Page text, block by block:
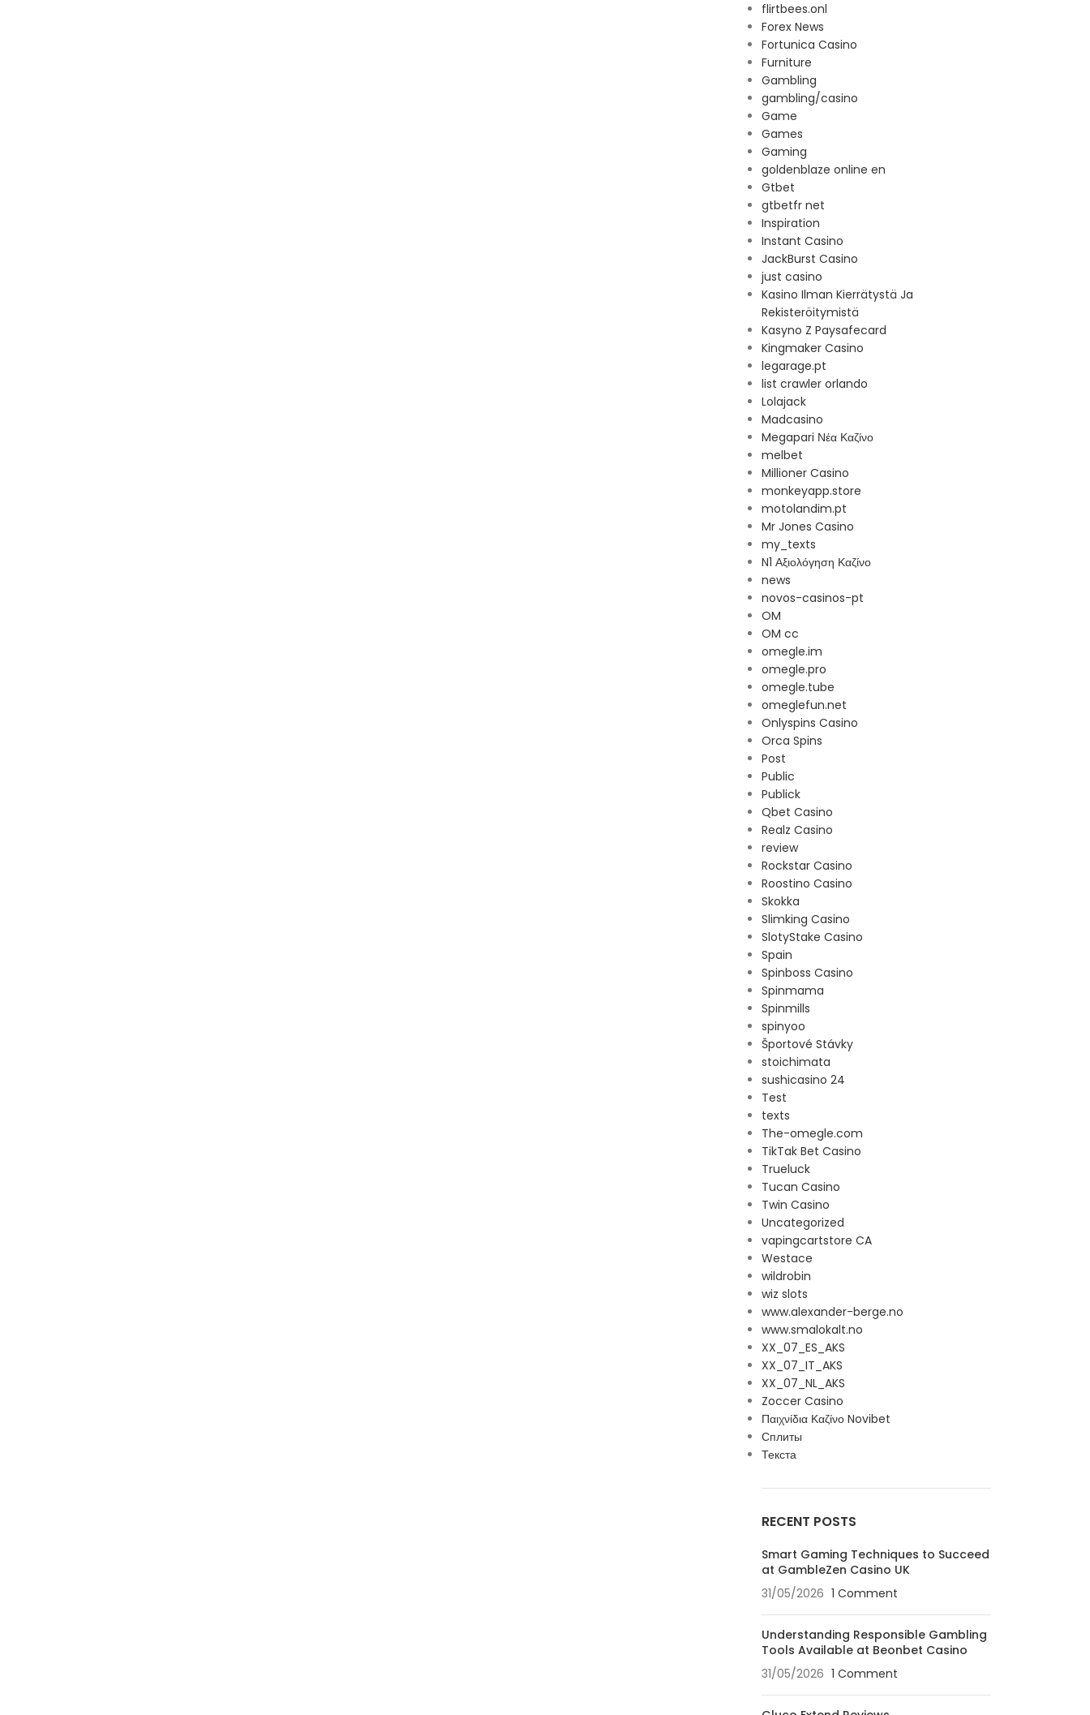
flirtbees.onl
Forex News
Fortunica Casino
Furniture
Gambling
gambling/casino
Game
Games
Gaming
goldenblaze online en
Gtbet
gtbetfr net
Inspiration
Instant Casino
JackBurst Casino
just casino
Kasino Ilman Kierrätystä Ja
Rekisteröitymistä
Kasyno Z Paysafecard
Kingmaker Casino
legarage.pt
list crawler orlando
Lolajack
Madcasino
Megapari Νέα Καζίνο
melbet
Millioner Casino
monkeyapp.store
motolandim.pt
Mr Jones Casino
my_texts
N1 Αξιολόγηση Καζίνο
news
novos-casinos-pt
OM
OM cc
omegle.im
omegle.pro
omegle.tube
omeglefun.net
Onlyspins Casino
Orca Spins
Post
Public
Publick
Qbet Casino
Realz Casino
review
Rockstar Casino
Roostino Casino
Skokka
Slimking Casino
SlotyStake Casino
Spain
Spinboss Casino
Spinmama
Spinmills
spinyoo
Športové Stávky
stoichimata
sushicasino 24
Test
texts
The-omegle.com
TikTak Bet Casino
Trueluck
Tucan Casino
Twin Casino
Uncategorized
vapingcartstore CA
Westace
wildrobin
wiz slots
www.alexander-berge.no
www.smalokalt.no
XX_07_ES_AKS
XX_07_IT_AKS
XX_07_NL_AKS
Zoccer Casino
Παιχνίδια Καζίνο Novibet
Сплиты
Текста
RECENT POSTS
Smart Gaming Techniques to Succeed
at GambleZen Casino UK
31/05/2026 1 Comment
Understanding Responsible Gambling
Tools Available at Beonbet Casino
31/05/2026 1 Comment